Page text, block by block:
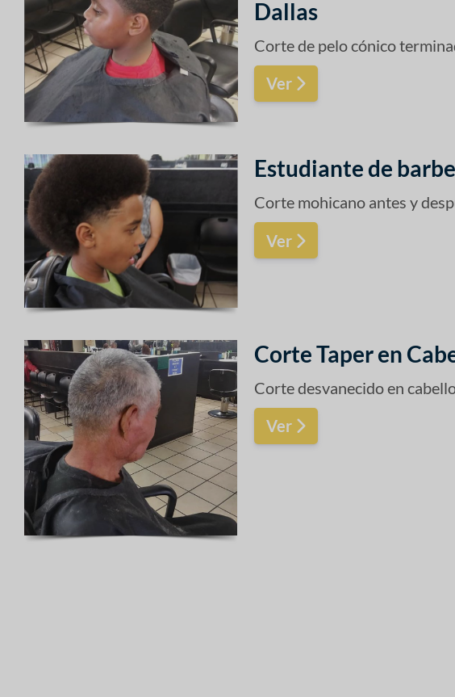
Dallas
Corte de pelo cónico
Ver
Estudiante de
Corte mohicano antes y
Ver
Corte Taper en
Corte desvanecido en
Ver